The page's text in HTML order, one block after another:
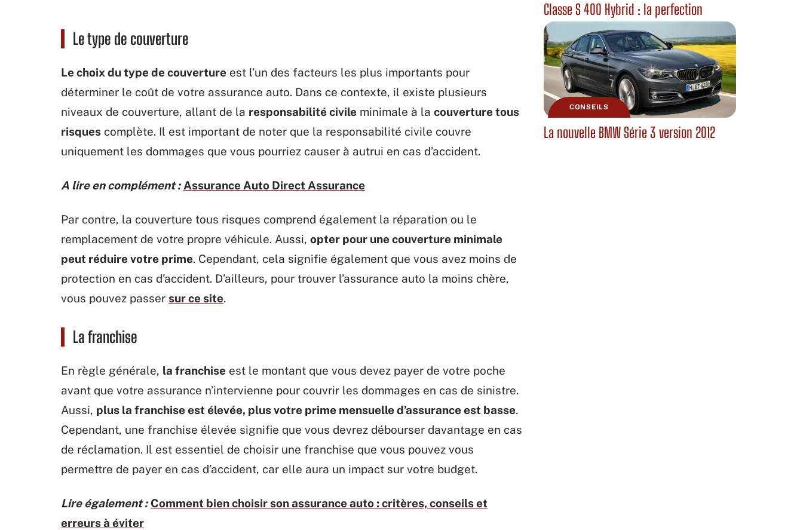
Le type de couverture
Le choix du type de couverture est l’un des facteurs les plus importants pour
déterminer le coût de votre assurance auto. Dans ce contexte, il existe plusieurs
niveaux de couverture, allant de la responsabilité civile minimale à la couverture tous
risques complète. Il est important de noter que la responsabilité civile couvre
uniquement les dommages que vous pourriez causer à autrui en cas d’accident.
A lire en complément : Assurance Auto Direct Assurance
Par contre, la couverture tous risques comprend également la réparation ou le
remplacement de votre propre véhicule. Aussi, opter pour une couverture minimale
peut réduire votre prime. Cependant, cela signifie également que vous avez moins de
protection en cas d’accident. D’ailleurs, pour trouver l’assurance auto la moins chère,
vous pouvez passer sur ce site.
La franchise
En règle générale, la franchise est le montant que vous devez payer de votre poche
avant que votre assurance n’intervienne pour couvrir les dommages en cas de sinistre.
Aussi, plus la franchise est élevée, plus votre prime mensuelle d’assurance est basse.
Cependant, une franchise élevée signifie que vous devrez débourser davantage en cas
de réclamation. Il est essentiel de choisir une franchise que vous pouvez vous
permettre de payer en cas d’accident, car elle aura un impact sur votre budget.
Lire également : Comment bien choisir son assurance auto : critères, conseils et
erreurs à éviter
Classe S 400 Hybrid : la perfection
CONSEILS
La nouvelle BMW Série 3 version 2012